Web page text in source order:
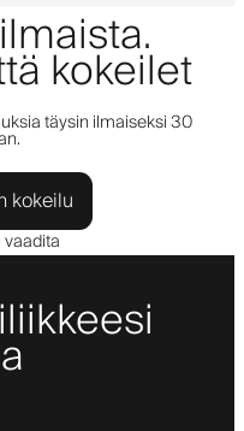
kokeilet
täysin ilmaiseksi 30
kokeilu